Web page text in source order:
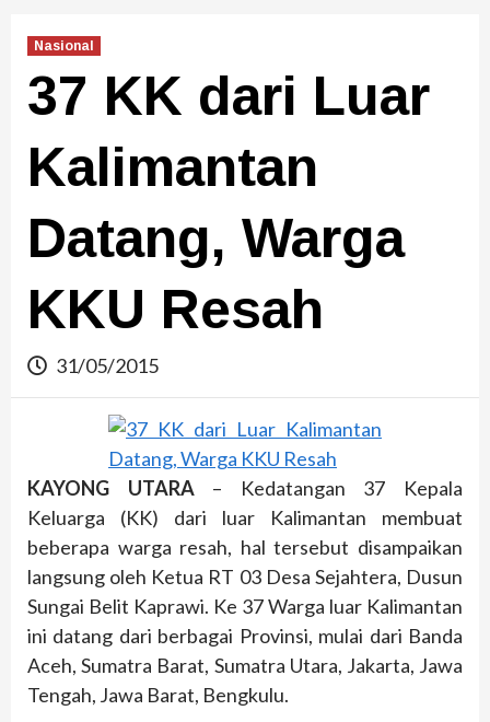
Nasional
37 KK dari Luar
Kalimantan
Datang, Warga
KKU Resah
31/05/2015
KAYONG UTARA– Kedatangan 37 Kepala
Keluarga (KK) dari luar Kalimantan membuat
beberapa warga resah, hal tersebut disampaikan
langsung oleh Ketua RT 03 Desa Sejahtera, Dusun
Sungai Belit Kaprawi. Ke 37 Warga luar Kalimantan
ini datang dari berbagai Provinsi, mulai dari Banda
Aceh, Sumatra Barat, Sumatra Utara, Jakarta, Jawa
Tengah, Jawa Barat, Bengkulu.